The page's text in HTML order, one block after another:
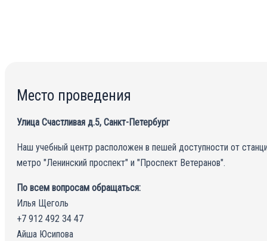
Место проведения
Улица Счастливая д.5, Санкт-Петербург
Наш учебный центр расположен в пешей доступности от
метро "Ленинский проспект" и "Проспект Ветеранов".
По всем вопросам обращаться:
Илья Щеголь
+7 912 492 34 47
Айша Юсипова